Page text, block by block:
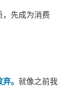
，先成为消费
。 就像之前我